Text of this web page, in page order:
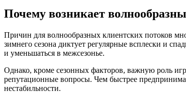
Почему возникает
Причин для волнообразных клиентских потоков
зимнего сезона диктует регулярные всплески и
и уменьшаться в межсезонье.
Однако, кроме сезонных факторов, важную роль
репутационные вопросы. Чем быстрее
нестабильности.